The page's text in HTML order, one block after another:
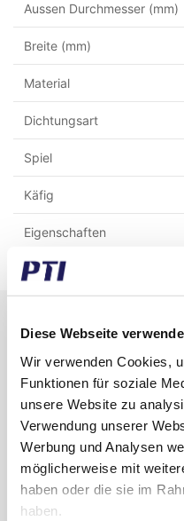
Diese Webseite
Wir verwenden Cookies,
Funktionen für soziale
unsere Website zu
Verwendung unserer
Werbung und Analysen
möglicherweise mit
haben oder die sie im
haben.
Aussen Durchmesser (mm)
Breite (mm)
Material
Dichtungsart
Spiel
Käfig
Eigenschaften
Erhalten Sie